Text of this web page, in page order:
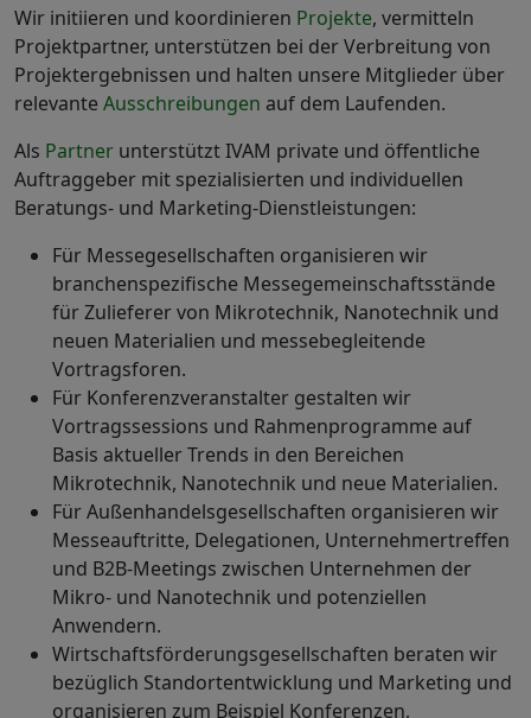
Wir initiieren und koordinieren Projekte, vermitteln
Projektpartner, unterstützen bei der Verbreitung von
Projektergebnissen und halten unsere Mitglieder über
relevante Ausschreibungen auf dem Laufenden.
Als Partner unterstützt IVAM private und öffentliche
Auftraggeber mit spezialisierten und individuellen
Beratungs- und Marketing-Dienstleistungen:
Für Messegesellschaften organisieren wir
branchenspezifische Messegemeinschaftsstände
für Zulieferer von Mikrotechnik, Nanotechnik und
neuen Materialien und messebegleitende
Vortragsforen.
Für Konferenzveranstalter gestalten wir
Vortragssessions und Rahmenprogramme auf
Basis aktueller Trends in den Bereichen
Mikrotechnik, Nanotechnik und neue Materialien.
Für Außenhandelsgesellschaften organisieren wir
Messeauftritte, Delegationen, Unternehmertreffen
und B2B-Meetings zwischen Unternehmen der
Mikro- und Nanotechnik und potenziellen
Anwendern.
Wirtschaftsförderungsgesellschaften beraten wir
bezüglich Standortentwicklung und Marketing und
organisieren zum Beispiel Konferenzen,